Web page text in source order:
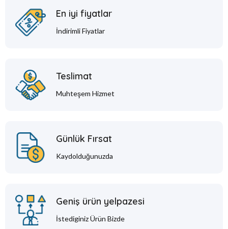
En iyi fiyatlar
İndirimli Fiyatlar
Teslimat
Muhteşem Hizmet
Günlük Fırsat
Kaydolduğunuzda
Geniş ürün yelpazesi
İstediginiz Ürün Bizde